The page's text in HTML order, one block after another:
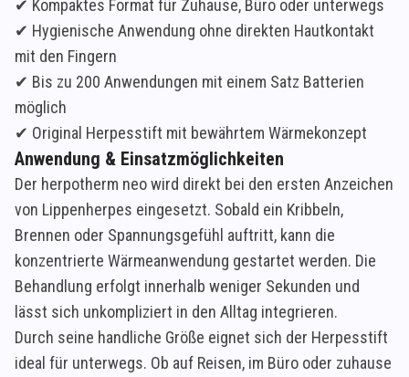
✔ Kompaktes Format für Zuhause, Büro oder unterwegs
✔ Hygienische Anwendung ohne direkten Hautkontakt
mit den Fingern
✔ Bis zu 200 Anwendungen mit einem Satz Batterien
möglich
✔ Original Herpesstift mit bewährtem Wärmekonzept
Anwendung & Einsatzmöglichkeiten
Der herpotherm neo wird direkt bei den ersten Anzeichen
von Lippenherpes eingesetzt. Sobald ein Kribbeln,
Brennen oder Spannungsgefühl auftritt, kann die
konzentrierte Wärmeanwendung gestartet werden. Die
Behandlung erfolgt innerhalb weniger Sekunden und
lässt sich unkompliziert in den Alltag integrieren.
Durch seine handliche Größe eignet sich der Herpesstift
ideal für unterwegs. Ob auf Reisen, im Büro oder zuhause